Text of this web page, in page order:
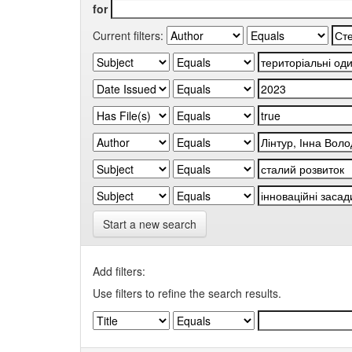
for
Current filters:
Start a new search
Add filters:
Use filters to refine the search results.